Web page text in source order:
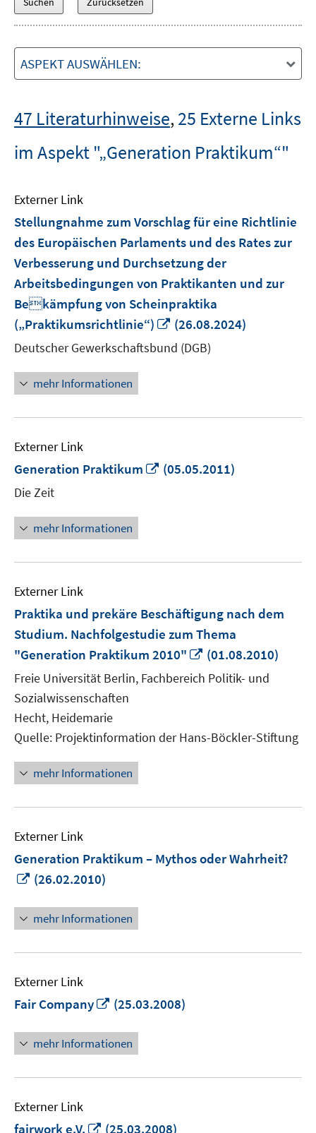
ASPEKT AUSWÄHLEN:
47 Literaturhinweise,25 Externe Links
im Aspekt "„Generation Praktikum“"
Externer Link
Stellungnahme zum Vorschlag für eine Richtlinie
des Europäischen Parlaments und des Rates zur
Verbesserung und Durchsetzung der
Arbeitsbedingungen von Praktikanten und zur
Bekämpfung von Scheinpraktika
(„Praktikumsrichtlinie“)
In
neuem
Fenster
(26.08.2024)
Deutscher Gewerkschaftsbund (DGB)
mehr Informationen
Externer Link
Generation Praktikum
In
(05.05.2011)
Die Zeit
mehr Informationen
Externer Link
Praktika und prekäre Beschäftigung nach dem
Studium. Nachfolgestudie zum Thema
"Generation Praktikum 2010"
In
neuem
Fenster
(01.08.2010)
Freie Universität Berlin, Fachbereich Politik- und
Sozialwissenschaften
Hecht, Heidemarie
Quelle: Projektinformation der Hans-Böckler-Stiftung
mehr Informationen
Externer Link
Generation Praktikum – Mythos oder Wahrheit?
In
Fenster
öffnen
(26.02.2010)
mehr Informationen
Externer Link
Fair Company
In
Fenster
öffnen
(25.03.2008)
mehr Informationen
Externer Link
fairwork e.V. In
(25.03.2008)